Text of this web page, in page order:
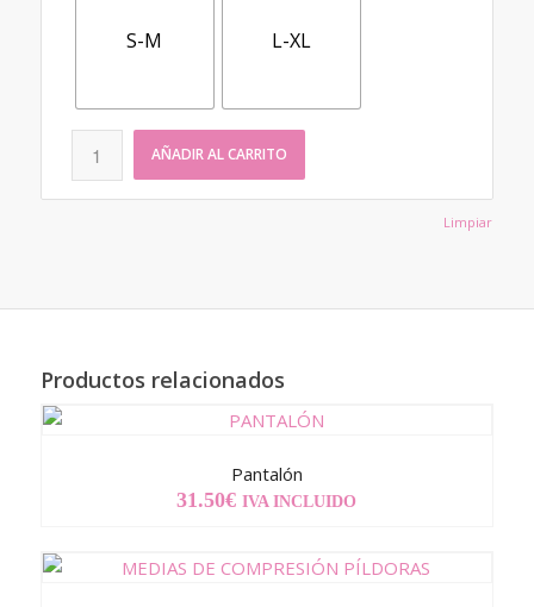
S-M L-XL
Limpiar
AÑADIR AL CARRITO
Productos relacionados
Pantalón
31.50€ IVA INCLUIDO